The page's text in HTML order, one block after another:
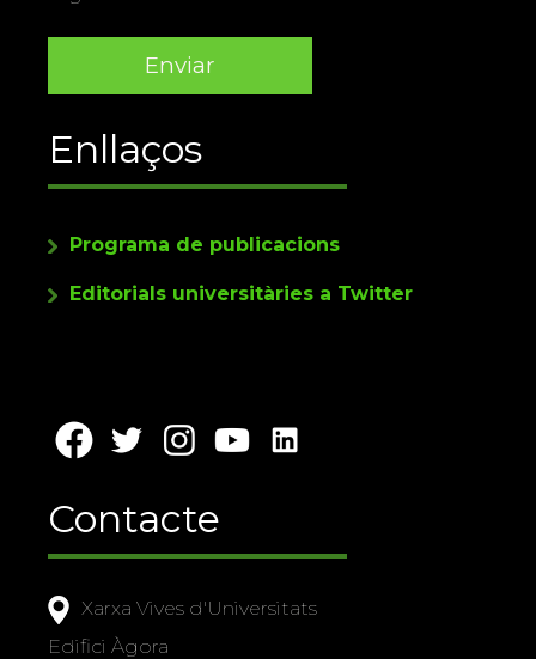
Enllaços
Programa de publicacions
Editorials universitàries a Twitter
Contacte
Xarxa Vives d'Universitats
Edifici Àgora